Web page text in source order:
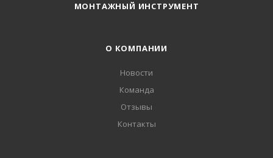
МОНТАЖНЫЙ ИНСТРУМЕНТ
О КОМПАНИИ
Новости
Команда
Отзывы
Контакты